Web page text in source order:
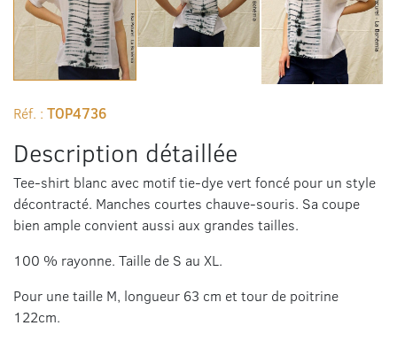
Réf. : TOP4736
Description détaillée
Tee-shirt blanc avec motif tie-dye vert foncé pour un style
décontracté. Manches courtes chauve-souris. Sa coupe
bien ample convient aussi aux grandes tailles.
100 % rayonne. Taille de S au XL.
Pour une taille M, longueur 63 cm et tour de poitrine
122cm.